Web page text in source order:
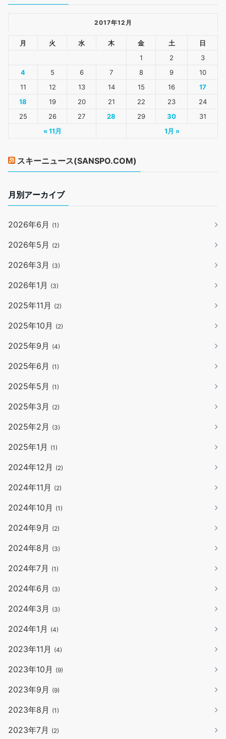
2017年12月
月 火 水 木 金 土 日
« 11月 1月 »
1 2
3
4
5 6 7 8 9
10
11
12 13 14 15 16
17
18
19 20 21 22 23
24
25
26 27 28 29 30 31
スキーニュース(SANSPO.COM)
月別アーカイブ
2026年6月 (1)
2026年5月 (2)
2026年3月 (3)
2026年1月 (3)
2025年11月 (2)
2025年10月 (2)
2025年9月 (4)
2025年6月 (1)
2025年5月 (1)
2025年3月 (2)
2025年2月 (3)
2025年1月 (1)
2024年12月 (2)
2024年11月 (2)
2024年10月 (1)
2024年9月 (2)
2024年8月 (3)
2024年7月 (1)
2024年6月 (3)
2024年3月 (3)
2024年1月 (4)
2023年11月 (4)
2023年10月 (9)
2023年9月 (9)
2023年8月 (1)
2023年7月 (2)